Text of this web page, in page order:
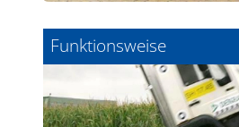
Funktionsweise